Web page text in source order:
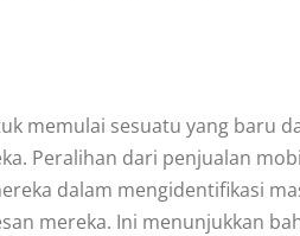
memulai sesuatu yang baru
Peralihan dari penjualan
dalam mengidentifikasi
mereka. Ini menunjukkan